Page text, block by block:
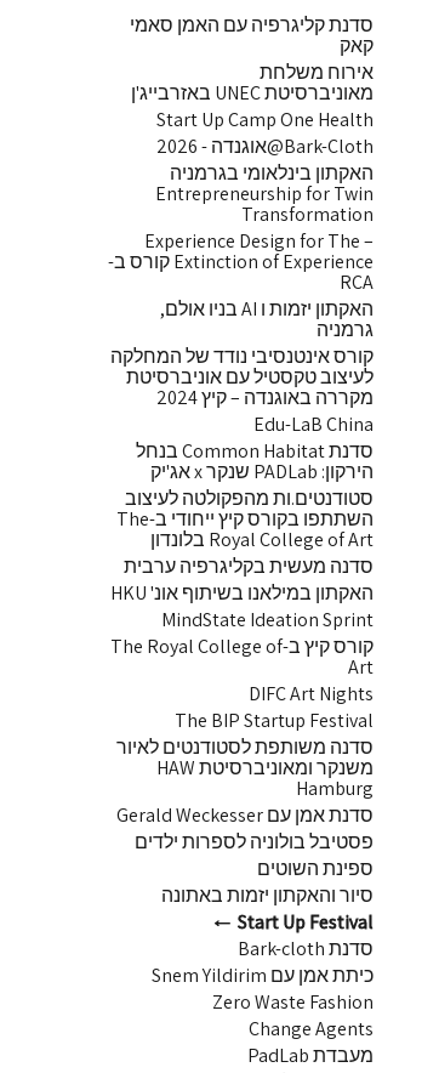
סדנת קליגרפיה עם האמן סאמי
קאק
אירוח משלחת
מאוניברסיטת UNEC באזרבייג'ן
Start Up Camp One Health
Bark-Cloth@אוגנדה - 2026
האקתון בינלאומי בגרמניה
Entrepreneurship for Twin
Transformation
– Experience Design for The
Extinction of Experience קורס ב-
RCA
האקתון יזמות ו AI בניו אולם,
גרמניה
קורס אינטנסיבי נודד של המחלקה
לעיצוב טקסטיל עם אוניברסיטת
מקררה באוגנדה – קיץ 2024
Edu-LaB China
סדנת Common Habitat בנחל
הירקון: PADLab שנקר x אג'יק
סטודנטים.ות מהפקולטה לעיצוב
השתתפו בקורס קיץ ייחודי ב-The
Royal College of Art בלונדון
סדנה מעשית בקליגרפיה ערבית
האקתון במילאנו בשיתוף אונ' HKU
MindState Ideation Sprint
קורס קיץ ב-The Royal College of
Art
DIFC Art Nights
The BIP Startup Festival
סדנה משותפת לסטודנטים לאיור
משנקר ומאוניברסיטת HAW
Hamburg
סדנת אמן עם Gerald Weckesser
פסטיבל בולוניה לספרות ילדים
ספינת השוטים
סיור והאקתון יזמות באתונה
Start Up Festival
סדנת Bark-cloth
כיתת אמן עם Snem Yildirim
Zero Waste Fashion
Change Agents
מעבדת PadLab